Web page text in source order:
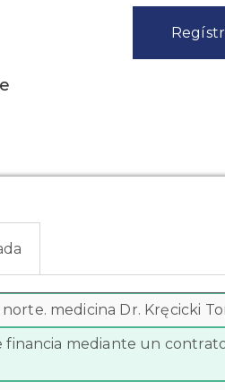
norte. medicina Dr. Kręcicki
financia mediante un